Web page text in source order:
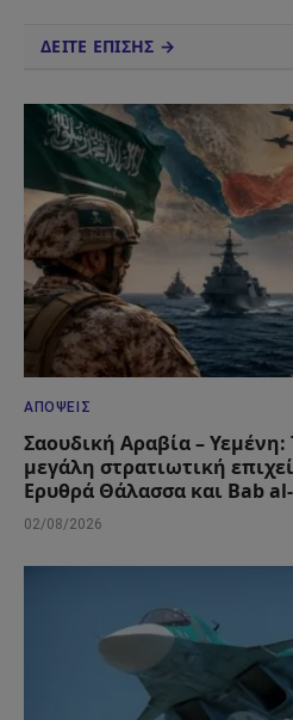
ΔΕΙΤΕ ΕΠΙΣΗΣ →
ΑΠΌΨΕΙΣ
Σαουδική Αραβία – Υεμένη:
μεγάλη στρατιωτική
Ερυθρά Θάλασσα και Bab
02/08/2026